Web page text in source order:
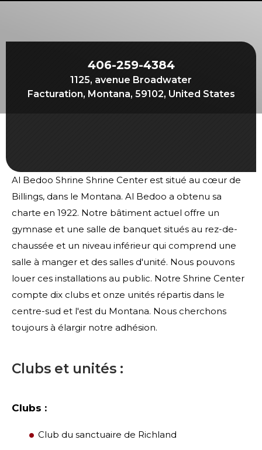
Vivez la fraternité
Votre impact
Éducation
SIEF Programmes
Contactez-nous
406-259-4384
1125, avenue Broadwater
Facturation, Montana, 59102, United States
Al Bedoo Shrine Shrine Center est situé au cœur de
Billings, dans le Montana. Al Bedoo a obtenu sa
charte en 1922. Notre bâtiment actuel offre un
gymnase et une salle de banquet situés au rez-de-
chaussée et un niveau inférieur qui comprend une
salle à manger et des salles d'unité. Nous pouvons
louer ces installations au public. Notre Shrine Center
compte dix clubs et onze unités répartis dans le
centre-sud et l'est du Montana. Nous cherchons
toujours à élargir notre adhésion.
Clubs et unités :
Clubs :
Club du sanctuaire de Richland